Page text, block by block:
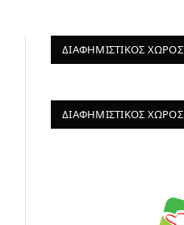
ΔΙΑΦΗΜΙΣΤΙΚΌΣ ΧΏΡΟΣ
ΔΙΑΦΗΜΙΣΤΙΚΌΣ ΧΏΡΟΣ